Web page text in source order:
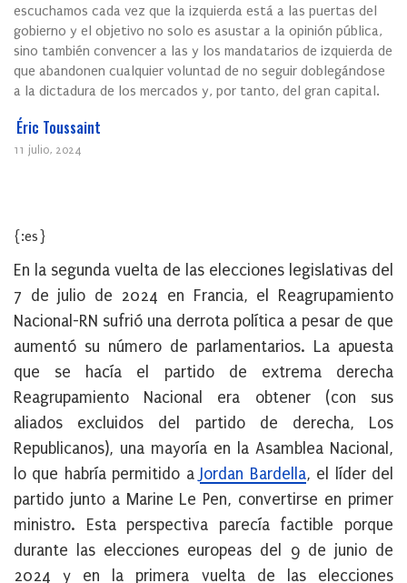
escuchamos cada vez que la izquierda está a las puertas del
gobierno y el objetivo no solo es asustar a la opinión pública,
sino también convencer a las y los mandatarios de izquierda de
que abandonen cualquier voluntad de no seguir doblegándose
a la dictadura de los mercados y, por tanto, del gran capital.
Éric Toussaint
11 julio, 2024
{:es}
En la segunda vuelta de las elecciones legislativas del
7 de julio de 2024 en Francia, el Reagrupamiento
Nacional-RN sufrió una derrota política a pesar de que
aumentó su número de parlamentarios. La apuesta
que se hacía el partido de extrema derecha
Reagrupamiento Nacional era obtener (con sus
aliados excluidos del partido de derecha, Los
Republicanos), una mayoría en la Asamblea Nacional,
lo que habría permitido aJordan Bardella, el líder del
partido junto a Marine Le Pen, convertirse en primer
ministro. Esta perspectiva parecía factible porque
durante las elecciones europeas del 9 de junio de
2024 y en la primera vuelta de las elecciones